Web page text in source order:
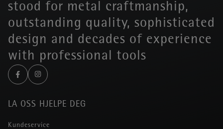
stood for metal craftmanship,
outstanding quality, sophisticated
design and decades of experience
with professional tools
LA OSS HJELPE DEG
Kundeservice